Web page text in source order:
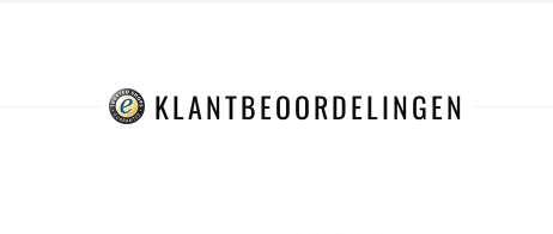
KLANTBEOORDELINGEN